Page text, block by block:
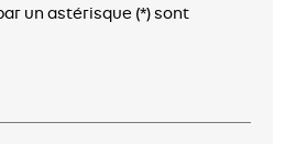
un astérisque (*) sont